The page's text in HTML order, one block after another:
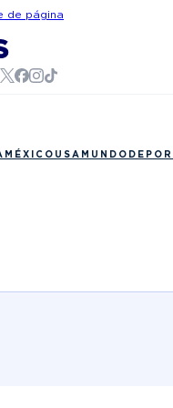
de página
MÉXICO USA MUNDO